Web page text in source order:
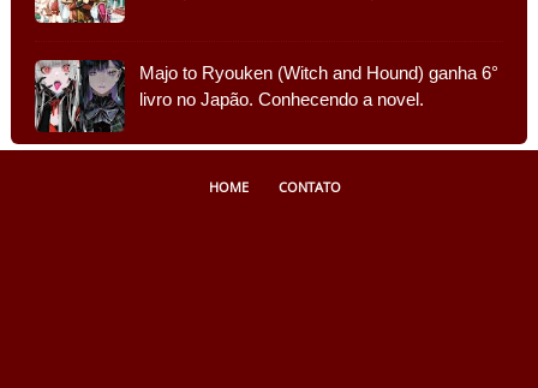
Majo to Ryouken (Witch and Hound) ganha 6°
livro no Japão. Conhecendo a novel.
HOME CONTATO